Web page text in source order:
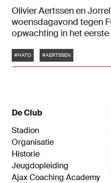
Olivier Aertssen en
woensdagavond tegen
opwachting in het
speelminuten in de
Tags
#HATO #AERTSSEN
De Club
Stadion
Organisatie
Historie
Jeugdopleiding
Ajax Coaching Academy